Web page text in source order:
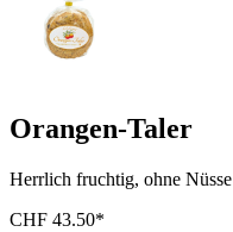
Orangen-Taler
Herrlich fruchtig, ohne Nüsse
CHF 43.50*